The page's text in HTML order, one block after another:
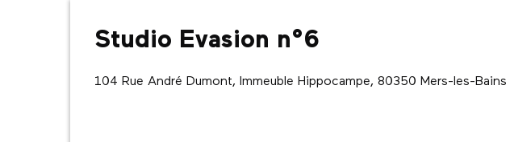
Studio Evasion n°6
104 Rue André Dumont, Immeuble Hippocampe, 80350 Mers-les-Bains